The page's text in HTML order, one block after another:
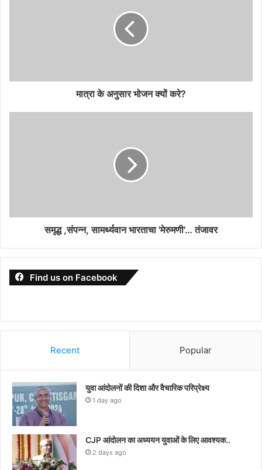
मात्रा के अनुसार भोजन क्यों करे?
समृद्ध ,संपन्न, सामर्थ्यवान भारताचा 'मेरुमणी'… तंजावर
Find us on Facebook
Recent Popular
युवा आंदोलनों की दिशा और वैचारिक परिप्रेक्ष्य
1 day ago
CJP आंदोलन का अध्ययन युवाओं के लिए आवश्यक..
2 days ago